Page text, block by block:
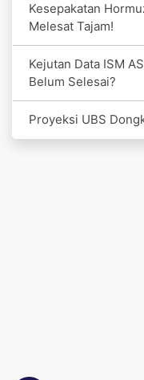
Kesepakatan
Melesat Tajam!
Kejutan Data ISM
Belum Selesai?
Proyeksi UBS